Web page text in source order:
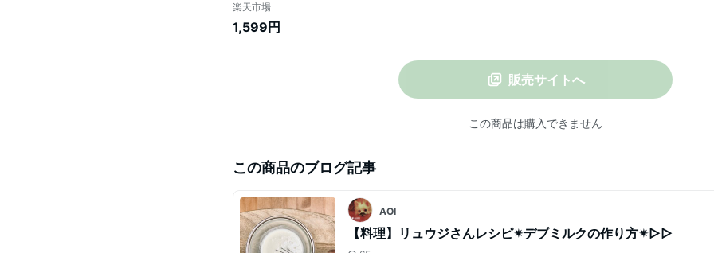
楽天市場
1,599円
販売サイトへ
この商品は購入できません
この商品のブログ記事
AOI
【料理】リュウジさんレシピ✴︎デブミルクの作り方✴︎▷▷